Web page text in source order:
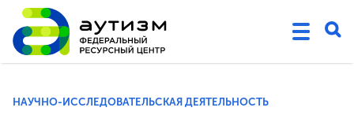
НАУЧНО-ИССЛЕДОВАТЕЛЬСКАЯ ДЕЯТЕЛЬНОСТЬ